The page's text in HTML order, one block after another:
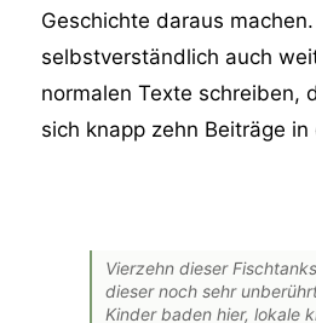
Geschichte daraus
selbstverständlich auch
normalen Texte schreiben,
sich knapp zehn Beiträge
Vierzehn dieser
dieser noch sehr
Kinder baden hier, lokale